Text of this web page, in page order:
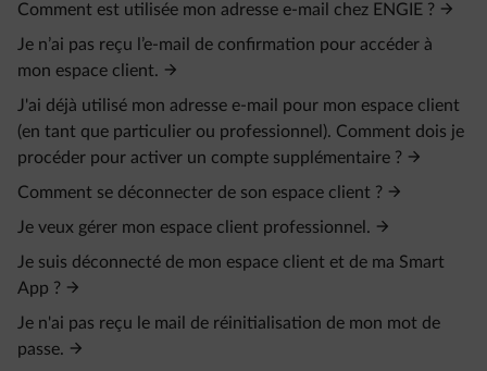
Comment est utilisée mon adresse e-mail chez ENGIE ?
Je n’ai pas reçu l’e‑mail de confirmation pour accéder à
mon espace client.
J'ai déjà utilisé mon adresse e-mail pour mon espace client
(en tant que particulier ou professionnel). Comment dois je
procéder pour activer un compte supplémentaire ?
Comment se déconnecter de son espace client ?
Je veux gérer mon espace client professionnel.
Je suis déconnecté de mon espace client et de ma Smart
App ?
Je n'ai pas reçu le mail de réinitialisation de mon mot de
passe.